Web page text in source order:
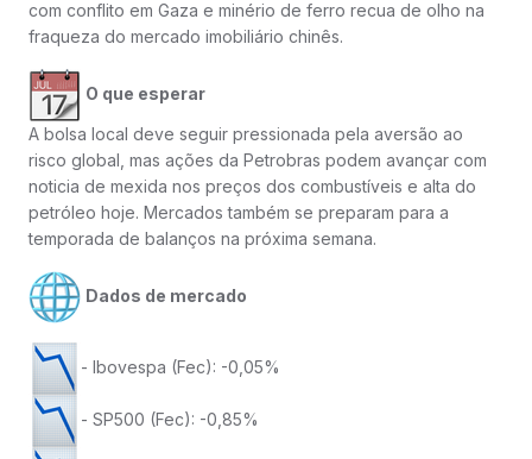
com conflito em Gaza e minério de ferro recua de olho na
fraqueza do mercado imobiliário chinês.
O que esperar
A bolsa local deve seguir pressionada pela aversão ao
risco global, mas ações da Petrobras podem avançar com
noticia de mexida nos preços dos combustíveis e alta do
petróleo hoje. Mercados também se preparam para a
temporada de balanços na próxima semana.
Dados de mercado
- Ibovespa (Fec): -0,05%
- SP500 (Fec): -0,85%